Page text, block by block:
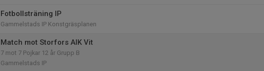
Fotbollsträning IP
Gammelstads IP Konstgräsplanen
Match mot Storfors AIK Vit
7 mot 7 Pojkar 12 år Grupp B
Gammelstads IP